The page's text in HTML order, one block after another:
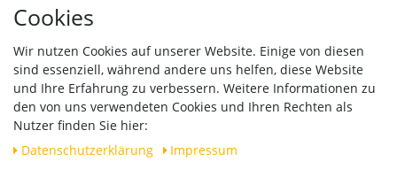
Cookies
Wir nutzen Cookies auf unserer Website. Einige von diesen
sind essenziell, während andere uns helfen, diese Website
und Ihre Erfahrung zu verbessern. Weitere Informationen zu
den von uns verwendeten Cookies und Ihren Rechten als
Nutzer finden Sie hier:
Daten­schutz­erklärung
Impressum
Händleranfragen B2B
Widerrufsrecht
Vertrag widerrufen
Versand